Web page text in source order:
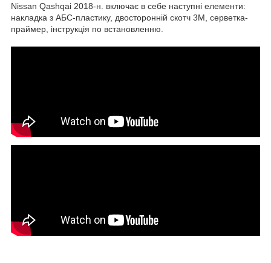
Nissan Qashqai 2018-н. включає в себе наступні елементи:
накладка з АБС-пластику, двосторонній скотч 3М, серветка-
праймер, інструкція по встановленню.